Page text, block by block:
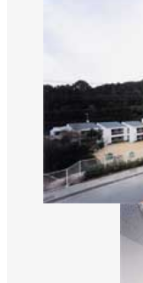
個人情報のお取
TEL.